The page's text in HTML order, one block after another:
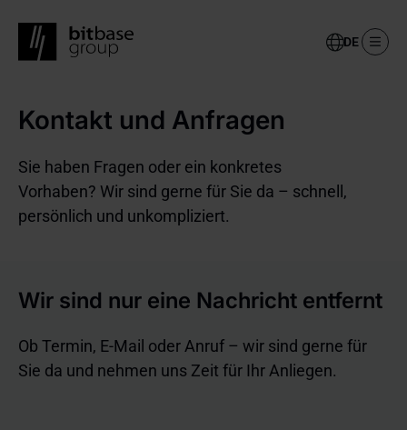
main
Select
Kontakt und Anfragen
Sie haben Fragen oder ein konkretes
Vorhaben? Wir sind gerne für Sie da – schnell,
persönlich und unkompliziert.
Wir sind nur eine Nachricht entfernt
Ob Termin, E-Mail oder Anruf – wir sind gerne für
Sie da und nehmen uns Zeit für Ihr Anliegen.